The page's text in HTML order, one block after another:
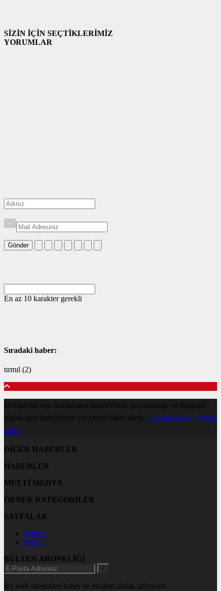
SİZİN İÇİN SEÇTİKLERİMİZ
YORUMLAR
Gönder
En az 10 karakter gerekli
Sıradaki haber:
tırmıl (2)
Mersin'den son dakika spor haberlerinin yayınlandığı ve bölgesel
olarak spor haberlerine yer veren haber sitesi... mersin haber mersin
haber
DİĞER HABERLER
HABERLER
MULTİ MEDYA
ÖRNEK KATEGORİLER
SAYFALAR
Künye
İletişim
BÜLTEN ABONELİĞİ
+
Bu web sitesinden haber ve ebülten almak istiyorum